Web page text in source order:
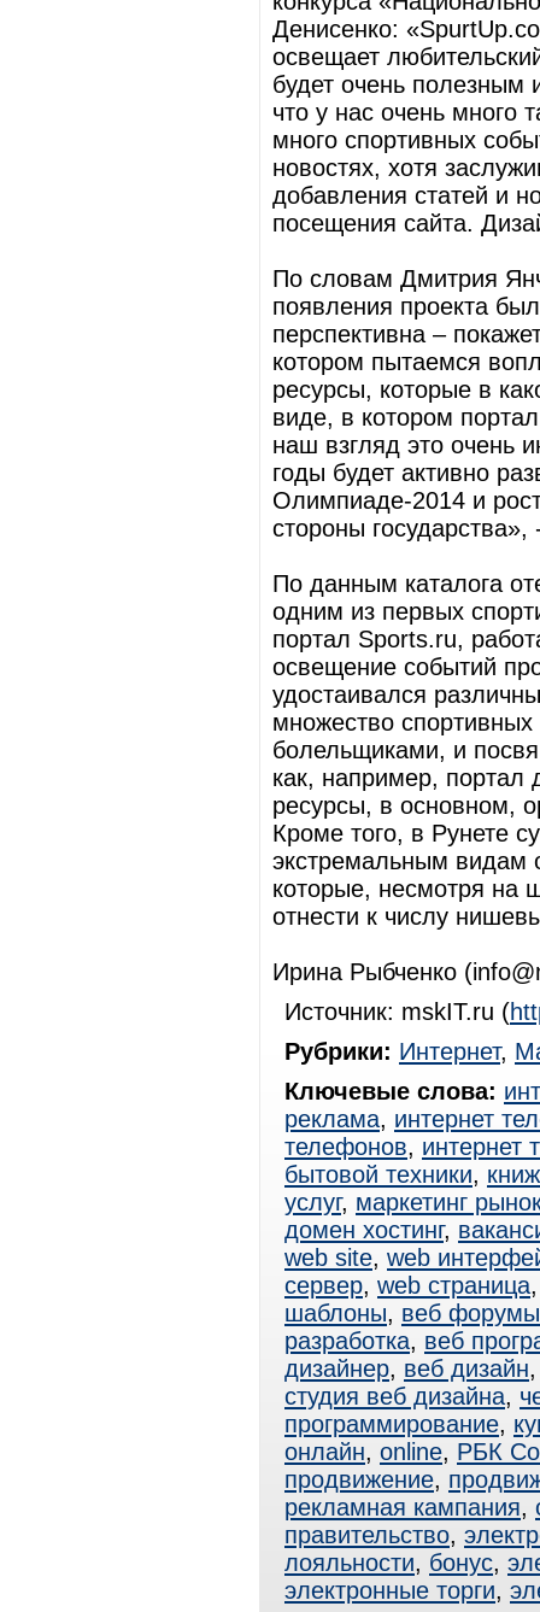
Денисенко:
освещает
будет очень полезным
что у нас очень много
много спортивных
новостях, хотя
добавления статей и
посещения сайта.
По словам Дмитрия
появления проекта
перспективна –
котором пытаемся
ресурсы, которые в
виде, в котором
наш взгляд это очень
годы будет активно
Олимпиаде-2014 и
стороны
По данным каталога
одним из первых
портал Sports.ru,
освещение событий
удостаивался
множество
болельщиками, и
как, например, портал
ресурсы, в основном,
Кроме того, в Рунете
экстремальным видам
которые, несмотря на
отнести к числу
Ирина Рыбченко
Источник: mskIT.ru (
Рубрики: Интернет,
Ключевые слова:
реклама, интернет
телефонов, интернет
бытовой техники,
услуг, маркетинг
домен хостинг,
web site, web
сервер, web страница
шаблоны, веб форумы
разработка, веб
дизайнер, веб дизайн
студия веб дизайна,
программирование,
онлайн, online, РБК
продвижение,
рекламная кампания,
правительство,
лояльности, бонус,
электронные торги,